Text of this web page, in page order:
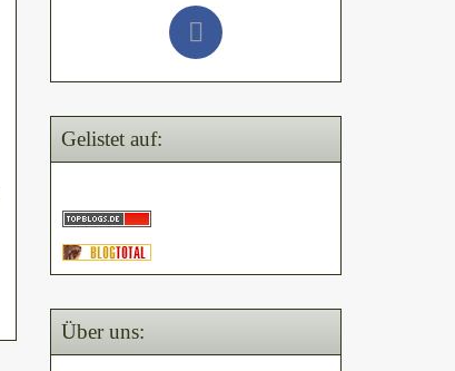
Gelistet auf:
Über uns: